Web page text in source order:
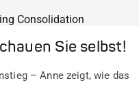
Consolidation
Sie selbst!
– Anne zeigt, wie das